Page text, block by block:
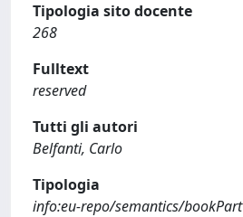
Tipologia sito docente
268
Fulltext
reserved
Tutti gli autori
Belfanti, Carlo
Tipologia
info:eu-repo/semantics/bookPart